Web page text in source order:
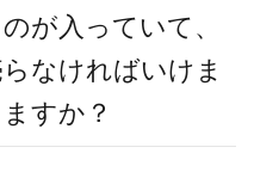
が入っていて、
なければいけま
すか？